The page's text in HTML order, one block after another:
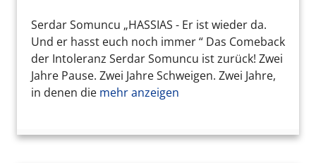
Serdar Somuncu „HASSIAS - Er ist wieder da.
Und er hasst euch noch immer “ Das Comeback
der Intoleranz Serdar Somuncu ist zurück! Zwei
Jahre Pause. Zwei Jahre Schweigen. Zwei Jahre,
in denen die mehr anzeigen